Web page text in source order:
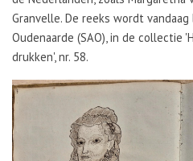
Granvelle. De reeks wordt
Oudenaarde (SAO), in de collectie
drukken', nr. 58.